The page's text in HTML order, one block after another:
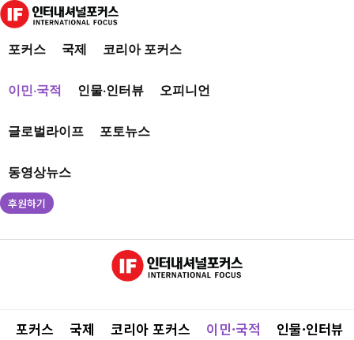
포커스 국제 코리아 포커스
이민·국적 인물·인터뷰 오피니언
글로벌라이프 포토뉴스
동영상뉴스
후원하기
포커스 국제 코리아 포커스 이민·국적 인물·인터뷰